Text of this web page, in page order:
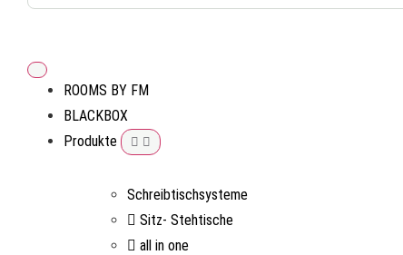
ROOMS BY FM
BLACKBOX
Produkte
Schreibtischsysteme
Sitz- Stehtische
all in one